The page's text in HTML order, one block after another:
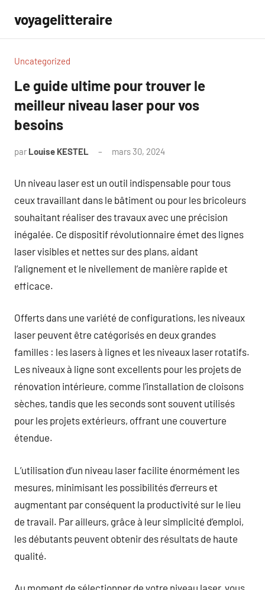
contenu
voyagelitteraire
Uncategorized
Le guide ultime pour trouver le
meilleur niveau laser pour vos
besoins
par Louise KESTEL mars 30, 2024
Un niveau laser est un outil indispensable pour tous
ceux travaillant dans le bâtiment ou pour les bricoleurs
souhaitant réaliser des travaux avec une précision
inégalée. Ce dispositif révolutionnaire émet des lignes
laser visibles et nettes sur des plans, aidant
l’alignement et le nivellement de manière rapide et
efficace.
Offerts dans une variété de configurations, les niveaux
laser peuvent être catégorisés en deux grandes
familles : les lasers à lignes et les niveaux laser rotatifs.
Les niveaux à ligne sont excellents pour les projets de
rénovation intérieure, comme l’installation de cloisons
sèches, tandis que les seconds sont souvent utilisés
pour les projets extérieurs, offrant une couverture
étendue.
L’utilisation d’un niveau laser facilite énormément les
mesures, minimisant les possibilités d’erreurs et
augmentant par conséquent la productivité sur le lieu
de travail. Par ailleurs, grâce à leur simplicité d’emploi,
les débutants peuvent obtenir des résultats de haute
qualité.
Au moment de sélectionner de votre niveau laser, vous